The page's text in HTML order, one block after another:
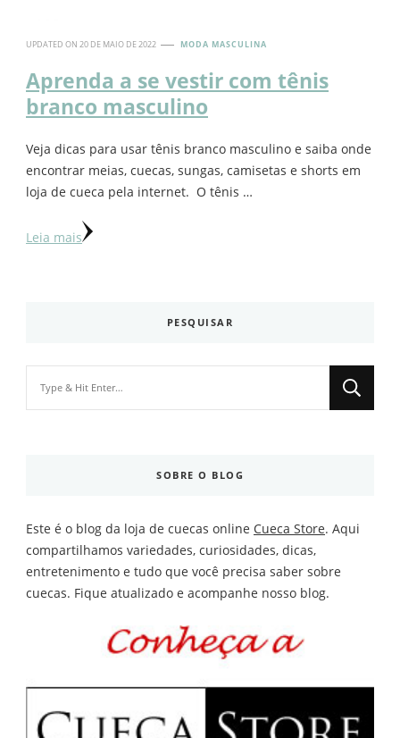
UPDATED ON 20 DE MAIO DE 2022 MODA MASCULINA
Aprenda a se vestir com tênis
branco masculino
Veja dicas para usar tênis branco masculino e saiba onde
encontrar meias, cuecas, sungas, camisetas e shorts em
loja de cueca pela internet. O tênis …
Leia mais
PESQUISAR
SOBRE O BLOG
Este é o blog da loja de cuecas online Cueca Store. Aqui
compartilhamos variedades, curiosidades, dicas,
entretenimento e tudo que você precisa saber sobre
cuecas. Fique atualizado e acompanhe nosso blog.